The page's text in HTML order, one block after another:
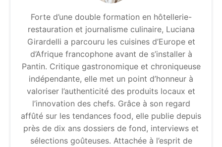
Forte d’une double formation en hôtellerie-
restauration et journalisme culinaire, Luciana
Girardelli a parcouru les cuisines d’Europe et
d’Afrique francophone avant de s’installer à
Pantin. Critique gastronomique et chroniqueuse
indépendante, elle met un point d’honneur à
valoriser l’authenticité des produits locaux et
l’innovation des chefs. Grâce à son regard
affûté sur les tendances food, elle publie depuis
près de dix ans dossiers de fond, interviews et
sélections goûteuses. Attachée à l’esprit de